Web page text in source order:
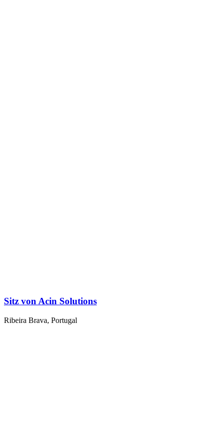
Sitz von Acin Solutions
Ribeira Brava, Portugal